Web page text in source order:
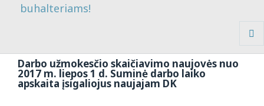
buhalteriams!
Darbo užmokesčio skaičiavimo naujovės nuo
2017 m. liepos 1 d. Suminė darbo laiko
apskaita įsigaliojus naujajam DK